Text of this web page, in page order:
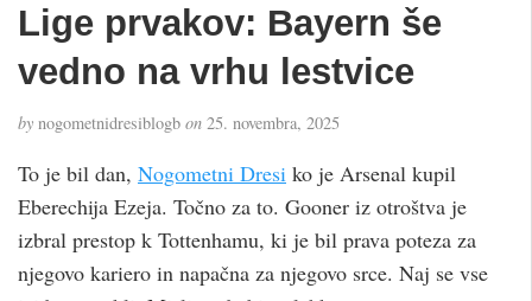
Lige prvakov: Bayern še
vedno na vrhu lestvice
by nogometnidresiblogb on 25. novembra, 2025
To je bil dan, Nogometni Dresi ko je Arsenal kupil
Eberechija Ezeja. Točno za to. Gooner iz otroštva je
izbral prestop k Tottenhamu, ki je bil prava poteza za
njegovo kariero in napačna za njegovo srce. Naj se vse